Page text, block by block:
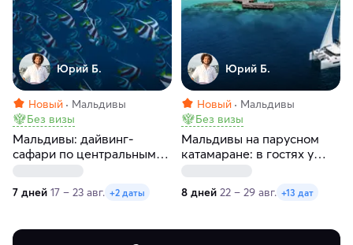
Юрий Б.
Новый
Мальдивы
Без визы
Мальдивы: дайвинг-
сафари по центральным
Pearl. 7 дней
7 дней 17 – 23 авг. +2 даты
Юрий Б.
Новый
Мальдивы
Без визы
Мальдивы на парусном
катамаране: в гостях у
Катамаран Lagoon 40
8 дней 22 – 29 авг. +13 дат